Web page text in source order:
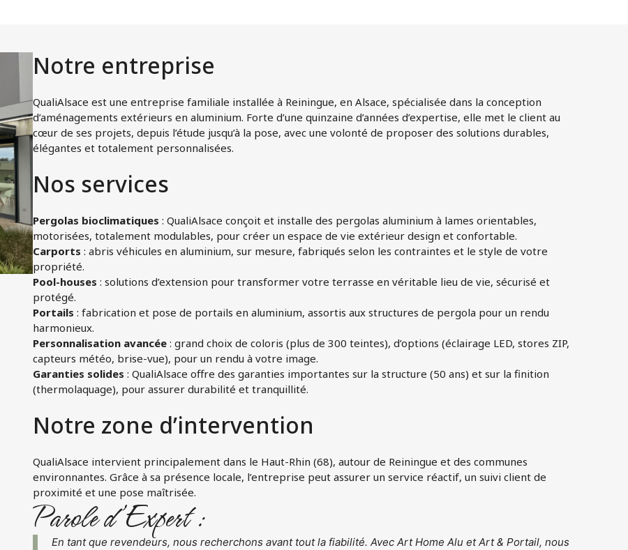
Notre entreprise
QualiAlsace est une entreprise familiale installée à Reiningue, en Alsace, spécialisée dans la conception
d’aménagements extérieurs en aluminium. Forte d’une quinzaine d’années d’expertise, elle met le client au
cœur de ses projets, depuis l’étude jusqu’à la pose, avec une volonté de proposer des solutions durables,
élégantes et totalement personnalisées.
Nos services
Pergolas bioclimatiques : QualiAlsace conçoit et installe des pergolas aluminium à lames orientables,
motorisées, totalement modulables, pour créer un espace de vie extérieur design et confortable.
Carports : abris véhicules en aluminium, sur mesure, fabriqués selon les contraintes et le style de votre
propriété.
Pool-houses : solutions d’extension pour transformer votre terrasse en véritable lieu de vie, sécurisé et
protégé.
Portails : fabrication et pose de portails en aluminium, assortis aux structures de pergola pour un rendu
harmonieux.
Personnalisation avancée: grand choix de coloris (plus de 300 teintes), d’options (éclairage LED, stores ZIP,
capteurs météo, brise-vue), pour un rendu à votre image.
Garanties solides : QualiAlsace offre des garanties importantes sur la structure (50 ans) et sur la finition
(thermolaquage), pour assurer durabilité et tranquillité.
Notre zone d’intervention
QualiAlsace intervient principalement dans le Haut-Rhin (68), autour de Reiningue et des communes
environnantes. Grâce à sa présence locale, l’entreprise peut assurer un service réactif, un suivi client de
proximité et une pose maîtrisée.
Parole d’Expert :
En tant que revendeurs, nous recherchons avant tout la fiabilité. Avec Art Home Alu et Art & Portail, nous